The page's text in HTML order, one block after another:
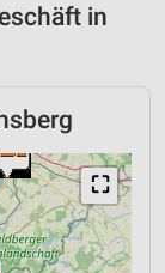
in
⛶